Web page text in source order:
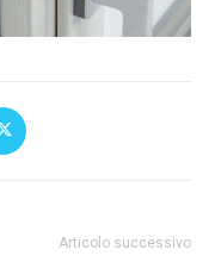
Articolo successivo